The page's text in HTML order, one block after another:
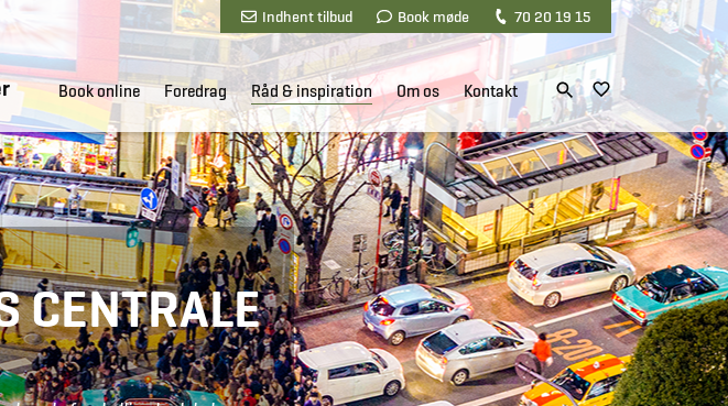
Indhent tilbud Book møde 70 20 19 15
Book online Foredrag Råd & inspiration Om os Kontakt
CENTRALE